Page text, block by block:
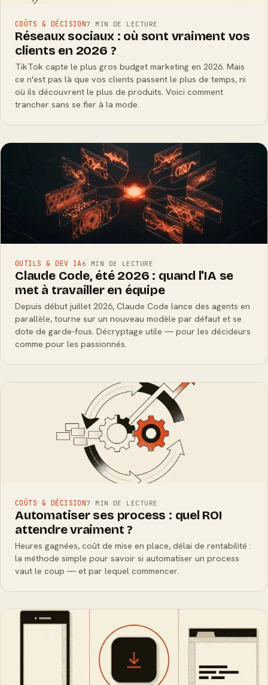
COÛTS & DÉCISION7 MIN DE LECTURE
Réseaux sociaux : où sont vraiment vos
clients en 2026 ?
TikTok capte le plus gros budget marketing en 2026. Mais
ce n'est pas là que vos clients passent le plus de temps, ni
où ils découvrent le plus de produits. Voici comment
trancher sans se fier à la mode.
OUTILS & DEV IA6 MIN DE LECTURE
Claude Code, été 2026 : quand l'IA se
met à travailler en équipe
Depuis début juillet 2026, Claude Code lance des agents en
parallèle, tourne sur un nouveau modèle par défaut et se
dote de garde-fous. Décryptage utile — pour les décideurs
comme pour les passionnés.
COÛTS & DÉCISION7 MIN DE LECTURE
Automatiser ses process : quel ROI
attendre vraiment ?
Heures gagnées, coût de mise en place, délai de rentabilité :
la méthode simple pour savoir si automatiser un process
vaut le coup — et par lequel commencer.